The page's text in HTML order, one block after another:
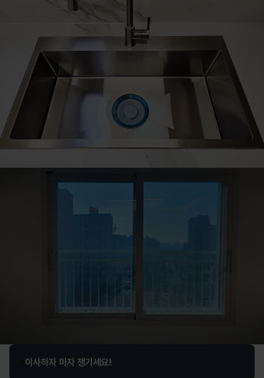
이사하자 마자 챙기세요!